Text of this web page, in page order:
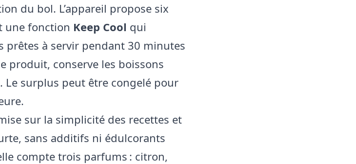
du bol. L’appareil propose six
une fonction Keep Cool qui
prêtes à servir pendant 30 minutes
produit, conserve les boissons
Le surplus peut être congelé pour
sur la simplicité des recettes et
sans additifs ni édulcorants
compte trois parfums : citron,